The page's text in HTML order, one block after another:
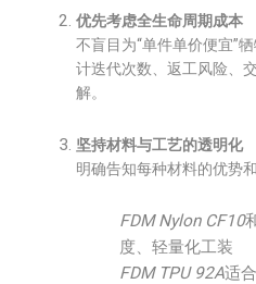
优先考虑全生命周期成本
不盲目为“单件单价便宜”
计迭代次数、返工风险、
解。
坚持材料与工艺的透明化
明确告知每种材料的优势
FDM Nylon CF10
度、轻量化工装
FDM TPU 92A适